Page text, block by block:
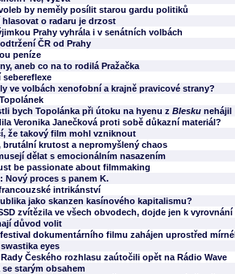
by neměly posílit starou gardu politiků
o radaru je drzost
Prahy vyhrála i v senátních volbách
ČR od Prahy
peníze
aneb co na to rodilá Pražačka
sebereflexe
ve volbách xenofobní a krajně pravicové strany?
bych Topolánka při útoku na hyenu z Blesku nehájil
Veronika Janečková proti sobě důkazní materiál?
že takový film mohl vzniknout
brutální krutost a nepromyšlený chaos
dělat s emocionálním nasazením
be passionate about filmmaking
: Nový proces s panem K.
intrikánství
jako skanzen kasínového kapitalismu?
zvítězila ve všech obvodech, dojde jen k vyrovnání
důvod volit
dokumentárního filmu zahájen uprostřed
eyes
Českého rozhlasu zaútočili opět na Rádio Wave
se starým obsahem